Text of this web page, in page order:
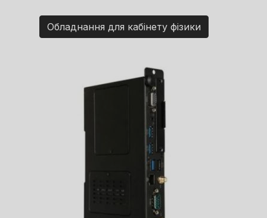
Обладнання для кабінету фізики